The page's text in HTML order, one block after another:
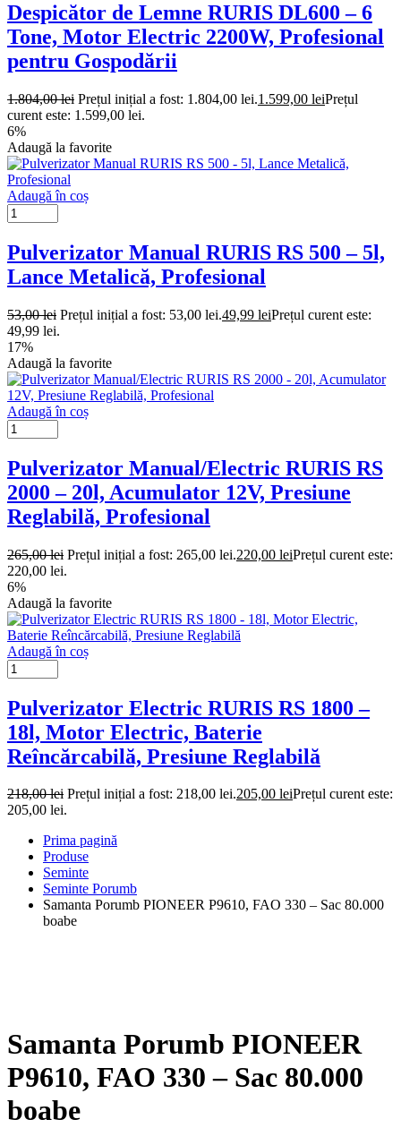
Despicător de Lemne RURIS DL600 – 6
Tone, Motor Electric 2200W, Profesional
pentru Gospodării
1.804,00lei Prețul inițial a fost: 1.804,00 lei.1.599,00 leiPrețul
curent este: 1.599,00 lei.
6%
Adaugă la favorite
Adaugă în coș
Pulverizator Manual RURIS RS 500 – 5l,
Lance Metalică, Profesional
53,00lei Prețul inițial a fost: 53,00 lei.49,99 leiPrețul curent este:
49,99 lei.
17%
Adaugă la favorite
Adaugă în coș
Pulverizator Manual/Electric RURIS RS
2000 – 20l, Acumulator 12V, Presiune
Reglabilă, Profesional
265,00lei Prețul inițial a fost: 265,00 lei.220,00 leiPrețul curent este:
220,00 lei.
6%
Adaugă la favorite
Adaugă în coș
Pulverizator Electric RURIS RS 1800 –
18l, Motor Electric, Baterie
Reîncărcabilă, Presiune Reglabilă
218,00lei Prețul inițial a fost: 218,00 lei.205,00 leiPrețul curent este:
205,00 lei.
Prima pagină
Produse
Seminte
Seminte Porumb
Samanta Porumb PIONEER P9610, FAO 330 – Sac 80.000
boabe
Samanta Porumb PIONEER
P9610, FAO 330 – Sac 80.000
boabe